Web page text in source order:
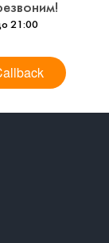
21:00